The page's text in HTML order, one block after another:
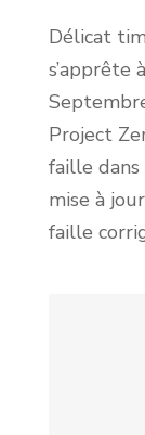
Délicat
s’apprête
Project
faille dans
mise à
faille